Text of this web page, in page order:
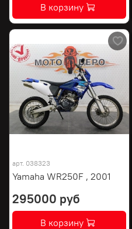
В корзину
арт. 038323
Yamaha WR250F , 2001
295000 руб
В корзину